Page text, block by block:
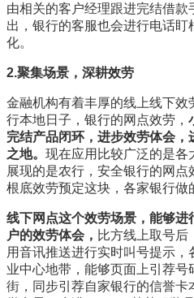
由相关的客户经理跟进完结借款
出，银行的客服也会进行电话
化。
2.聚集场景，深耕效劳
金融机构有着丰厚的线上线下
行本地日子，银行的网点效劳，
完结产品闭环，进步效劳体会
之地。 现在应用比较广泛的是各
展现的是农行，安全银行的网
根底效劳预定这块，各家银行做
线下网点这个效劳场景，能够进
户的效劳体会， 比方线上取号后
用音讯推送进行实时叫号提示
业中心地带，能够页面上引荐
街，同步引荐自家银行的信誉